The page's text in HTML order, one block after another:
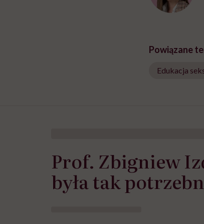
Powiązane
Edukacja
Prof. Zbigniew
była tak